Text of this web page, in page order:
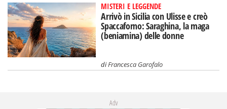
MISTERI E LEGGENDE
Arrivò in Sicilia con Ulisse e creò
Spaccaforno: Saraghina, la maga
(beniamina) delle donne
diFrancesca Garofalo
Adv